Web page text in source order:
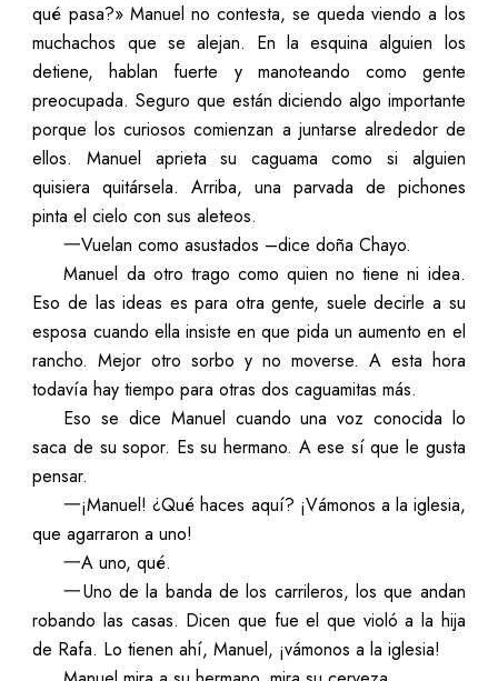
qué pasa?» Manuel no contesta, se queda viendo a los
muchachos que se alejan. En la esquina alguien los
detiene, hablan fuerte y manoteando como gente
preocupada. Seguro que están diciendo algo importante
porque los curiosos comienzan a juntarse alrededor de
ellos. Manuel aprieta su caguama como si alguien
quisiera quitársela. Arriba, una parvada de pichones
pinta el cielo con sus aleteos.
一Vuelan como asustados –dice doña Chayo.
Manuel da otro trago como quien no tiene ni idea.
Eso de las ideas es para otra gente, suele decirle a su
esposa cuando ella insiste en que pida un aumento en el
rancho. Mejor otro sorbo y no moverse. A esta hora
todavía hay tiempo para otras dos caguamitas más.
Eso se dice Manuel cuando una voz conocida lo
saca de su sopor. Es su hermano. A ese sí que le gusta
pensar.
一¡Manuel! ¿Qué haces aquí? ¡Vámonos a la iglesia,
que agarraron a uno!
一A uno, qué.
一Uno de la banda de los carrileros, los que andan
robando las casas. Dicen que fue el que violó a la hija
de Rafa. Lo tienen ahí, Manuel, ¡vámonos a la iglesia!